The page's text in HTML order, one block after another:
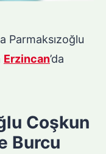
Parmaksızoğlu
Erzincan’da
Coşkun
Burcu